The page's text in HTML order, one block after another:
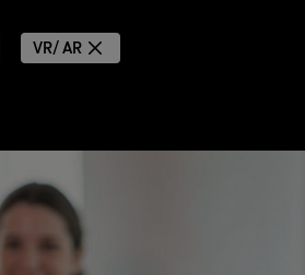
VR/ AR